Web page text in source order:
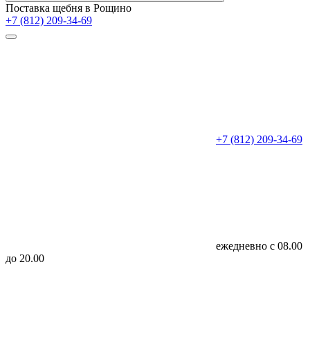
Поставка щебня в Рощино
+7 (812) 209-34-69
+7 (812) 209-34-69
ежедневно с 08.00
до 20.00